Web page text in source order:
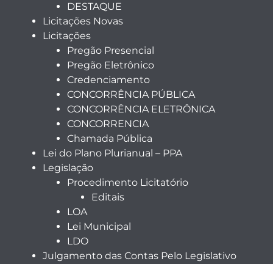
DESTAQUE
Licitações Novas
Licitações
Pregão Presencial
Pregão Eletrônico
Credenciamento
CONCORRÊNCIA PÚBLICA
CONCORRÊNCIA ELETRÔNICA
CONCORRENCIA
Chamada Pública
Lei do Plano Plurianual – PPA
Legislação
Procedimento Licitatório
Editais
LOA
Lei Municipal
LDO
Julgamento das Contas Pelo Legislativo